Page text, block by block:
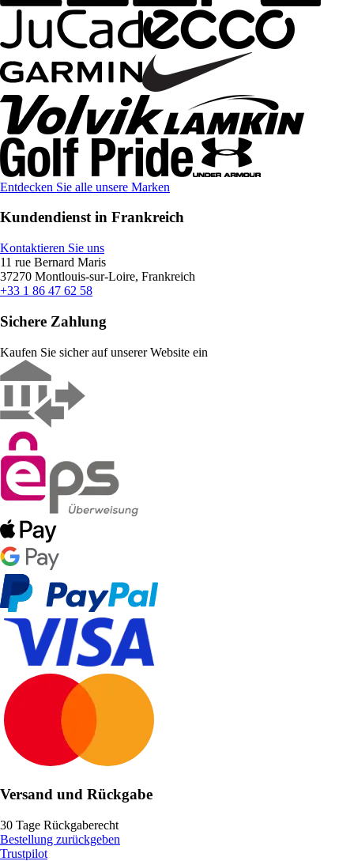
Entdecken Sie alle unsere Marken
Kundendienst in Frankreich
Kontaktieren Sie uns
11 rue Bernard Maris
37270 Montlouis-sur-Loire, Frankreich
+33 1 86 47 62 58
Sichere Zahlung
Kaufen Sie sicher auf unserer Website ein
Versand und Rückgabe
30 Tage Rückgaberecht
Bestellung zurückgeben
Trustpilot